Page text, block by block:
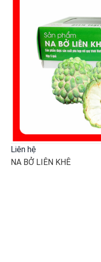
Liên hệ
NA BỞ LIÊN KHÊ